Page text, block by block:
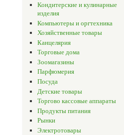
Кондитерские и кулинарные
изделия
Компьютеры и оргтехника
Хозяйственные товары
Канцелярия
Торговые дома
Зоомагазины
Парфюмерия
Посуда
Детские товары
Торгово кассовые аппараты
Продукты питания
Рынки
Электротовары